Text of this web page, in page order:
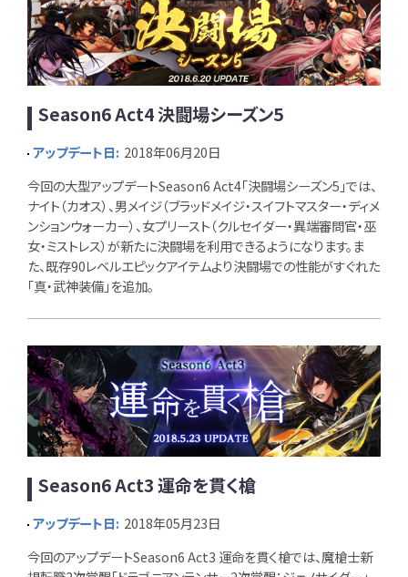
Season6 Act4 決闘場シーズン5
アップデート日: 2018年06月20日
今回の大型アップデートSeason6 Act4「決闘場シーズン5」では、
ナイト（カオス）、男メイジ（ブラッドメイジ・スイフトマスター・ディメ
ンションウォーカー）、女プリースト（クルセイダー・異端審問官・巫
女・ミストレス）が新たに決闘場を利用できるようになります。ま
た、既存90レベルエピックアイテムより決闘場での性能がすぐれた
「真・武神装備」を追加。
Season6 Act3 運命を貫く槍
アップデート日: 2018年05月23日
今回のアップデートSeason6 Act3 運命を貫く槍では、魔槍士新